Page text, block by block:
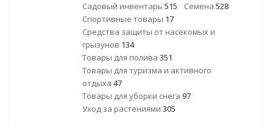
Садовый инвентарь 515 Семена 528
Спортивные товары 17
Средства защиты от насекомых и
грызунов 134
Товары для полива 351
Товары для туризма и активного
отдыха 47
Товары для уборки снега 97
Уход за растениями 305